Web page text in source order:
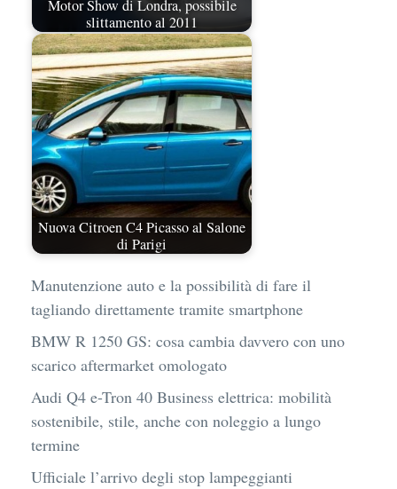
Motor Show di Londra, possibile
slittamento al 2011
Nuova Citroen C4 Picasso al Salone
di Parigi
Manutenzione auto e la possibilità di fare il
tagliando direttamente tramite smartphone
BMW R 1250 GS: cosa cambia davvero con uno
scarico aftermarket omologato
Audi Q4 e-Tron 40 Business elettrica: mobilità
sostenibile, stile, anche con noleggio a lungo
termine
Ufficiale l’arrivo degli stop lampeggianti